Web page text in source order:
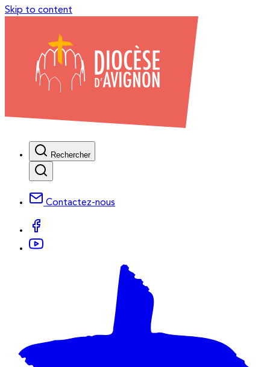
Skip to content
Rechercher
Contactez-nous